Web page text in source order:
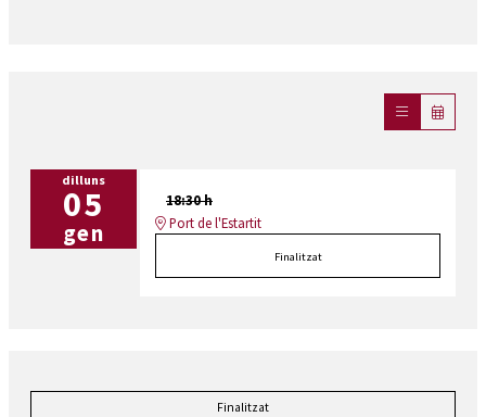
dilluns
05
gen
18:30 h
Port de l'Estartit
Finalitzat
Finalitzat